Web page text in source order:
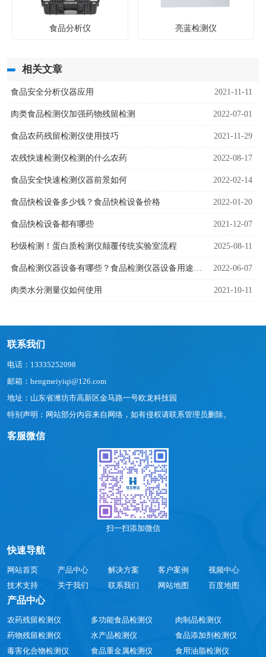
食品分析仪 亮蓝检测仪
相关文章
食品安全分析仪器应用 2021-11-11
肉类食品检测仪加强药物残留检测 2022-07-01
食品农药残留检测仪使用技巧 2021-11-29
农残快速检测仪检测的什么农药 2022-08-17
食品安全快速检测仪器前景如何 2022-02-14
食品快检设备多少钱？食品快检设备价格 2022-01-20
食品快检设备都有哪些 2021-12-07
秒级检测！蛋白质检测仪颠覆传统实验室流程 2025-08-11
食品检测仪器设备有哪些？食品检测仪器设备用途是什么 2022-06-07
肉类水分测量仪如何使用 2021-10-11
联系我们
电话：13335252098
邮箱：hengmeiyiqi@126.com
地址：山东省潍坊市高新区金马路一号欧龙科技园
特别声明：网站部分内容来自网络，如有侵权请联系管理员删除。
客服微信
扫一扫添加微信
快速导航
网站首页 产品中心 解决方案 客户案例
视频中心
技术支持
关于我们 联系我们 网站地图 百度地图
产品中心
农药残留检测仪 多功能食品检测仪
肉制品检测仪
药物残留检测仪
水产品检测仪
食品添加剂检测仪
毒害化合物检测仪
食品重金属检测仪 食用油脂检测仪